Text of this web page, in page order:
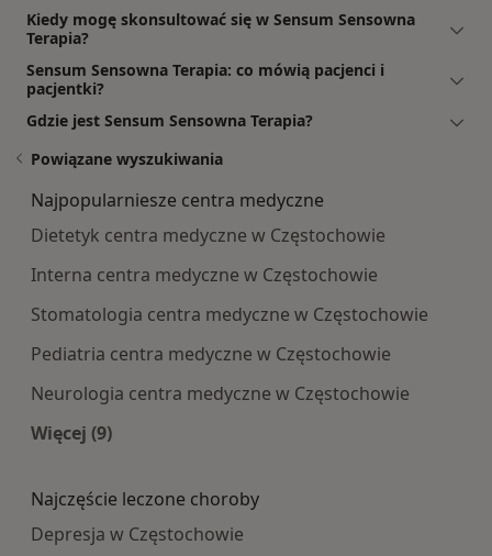
Kiedy mogę skonsultować się w Sensum Sensowna
Terapia?
Sensum Sensowna Terapia: co mówią pacjenci i
pacjentki?
Gdzie jest Sensum Sensowna Terapia?
Powiązane wyszukiwania
Najpopularniesze centra medyczne
Dietetyk centra medyczne w Częstochowie
Interna centra medyczne w Częstochowie
Stomatologia centra medyczne w Częstochowie
Pediatria centra medyczne w Częstochowie
Neurologia centra medyczne w Częstochowie
Więcej (9)
Najczęście leczone choroby
Depresja w Częstochowie